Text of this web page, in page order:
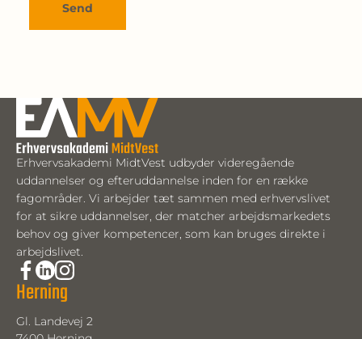
Send
Erhvervsakademi MidtVest udbyder videregående
uddannelser og efteruddannelse inden for en række
fagområder. Vi arbejder tæt sammen med erhvervslivet
for at sikre uddannelser, der matcher arbejdsmarkedets
behov og giver kompetencer, som kan bruges direkte i
arbejdslivet.
Herning
Gl. Landevej 2